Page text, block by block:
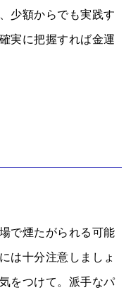
少額からでも実践す
実に把握すれば金運
で煙たがられる可能
は十分注意しましょ
をつけて。派手なパ